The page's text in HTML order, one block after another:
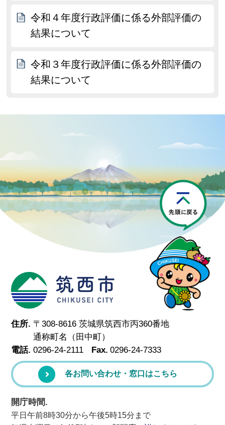
令和４年度行政評価に係る外部評価の
結果について
令和３年度行政評価に係る外部評価の
結果について
筑西市
住所. 〒308-8616 茨城県筑西市丙360番地
通称町名（田中町）
電話. 0296-24-2111 Fax. 0296-24-7333
各お問い合わせ・窓口はこちら
開庁時間.
平日午前8時30分から午後5時15分まで